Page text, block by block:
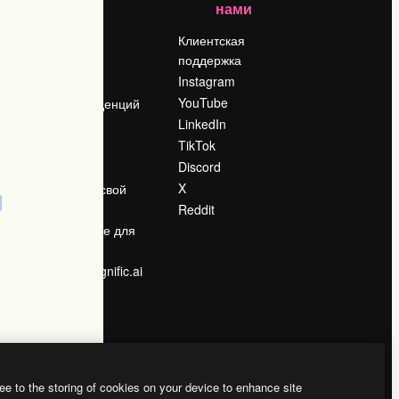
Поиск тенденций
Продайте свой
Помещение для
Ищете magnific.ai
нами
Клиентская
поддержка
Instagram
YouTube
LinkedIn
TikTok
Discord
X
Reddit
to the storing of cookies on your device to enhance site